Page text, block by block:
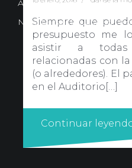
Siempre que
presupuesto me
asistir a todas
relacionadas con
(o alrededores). El
en el Auditorio[…]
Continuar
Avd. Comercial 20 Barañain
Nota Legal·Privacidad·